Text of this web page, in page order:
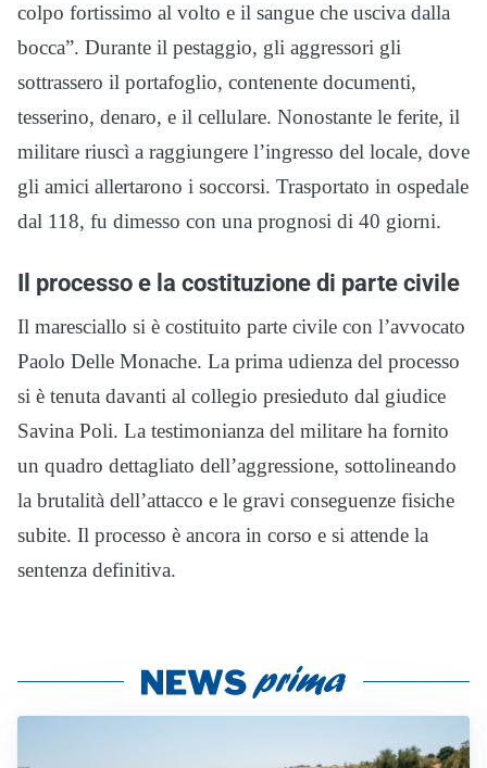
colpo fortissimo al volto e il sangue che usciva dalla
bocca”. Durante il pestaggio, gli aggressori gli
sottrassero il portafoglio, contenente documenti,
tesserino, denaro, e il cellulare. Nonostante le ferite, il
militare riuscì a raggiungere l’ingresso del locale, dove
gli amici allertarono i soccorsi. Trasportato in ospedale
dal 118, fu dimesso con una prognosi di 40 giorni.
Il processo e la costituzione di parte civile
Il maresciallo si è costituito parte civile con l’avvocato
Paolo Delle Monache. La prima udienza del processo
si è tenuta davanti al collegio presieduto dal giudice
Savina Poli. La testimonianza del militare ha fornito
un quadro dettagliato dell’aggressione, sottolineando
la brutalità dell’attacco e le gravi conseguenze fisiche
subite. Il processo è ancora in corso e si attende la
sentenza definitiva.